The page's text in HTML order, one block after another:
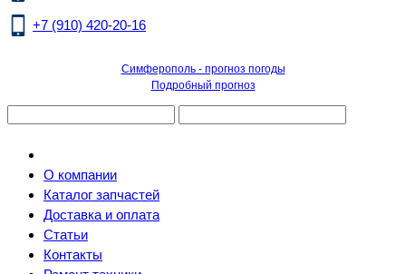
+7 (910) 420-20-16
Симферополь - прогноз погоды
Подробный прогноз
О компании
Каталог запчастей
Доставка и оплата
Статьи
Контакты